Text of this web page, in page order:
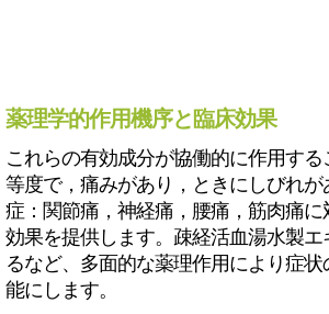
薬理学的作用機序と臨床効果
これらの有効成分が協働的に作用す
等度で，痛みがあり，ときにしびれ
症：関節痛，神経痛，腰痛，筋肉痛
効果を提供します。疎経活血湯水製
るなど、多面的な薬理作用により症
能にします。